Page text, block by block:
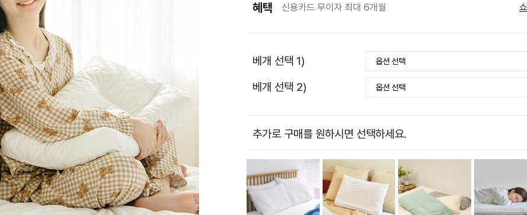
혜택 신용카드 무이자 최대 6개월
베개 선택 1)
베개 선택 2)
추가로 구매를 원하시면 선택하세요.